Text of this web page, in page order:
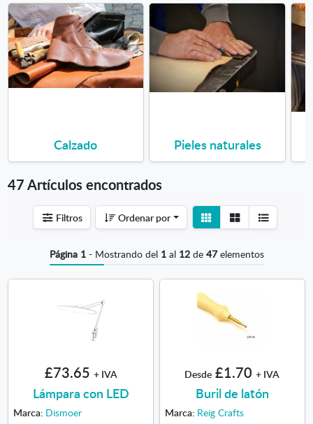
Calzado Pieles naturales
47 Artículos encontrados
Filtros Ordenar por
detalle
Ver
listado
Página 1- Mostrando del 1al 12de 47elementos
£73.65 + IVA
Lámpara con LED
Marca: Dismoer
Desde £1.70 + IVA
Buril de latón
Marca: Reig Crafts